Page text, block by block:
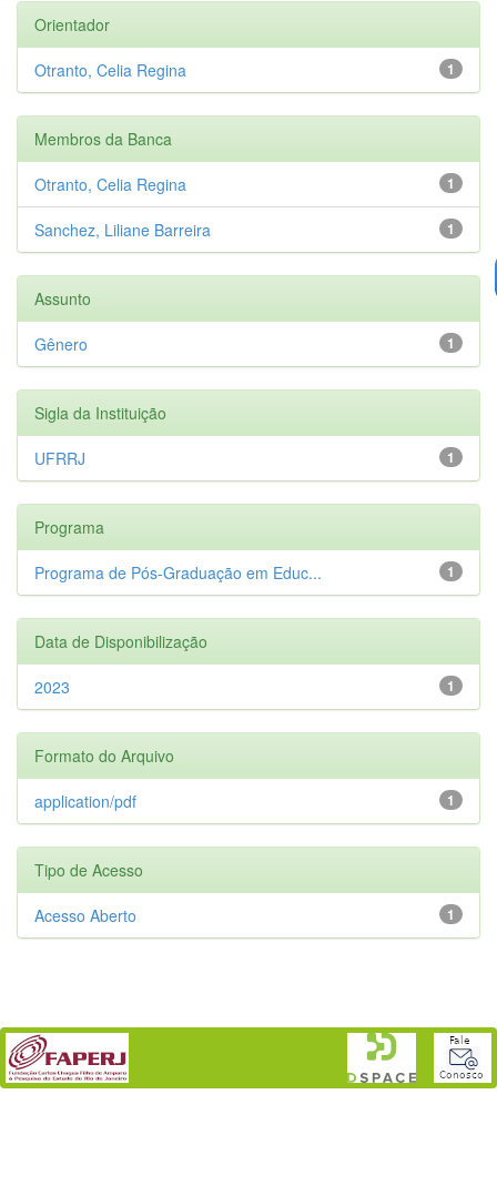
Orientador
1
Otranto, Celia Regina
Membros da Banca
1
Otranto, Celia Regina
1
Sanchez, Liliane Barreira
Assunto
1
Gênero
Sigla da Instituição
1
UFRRJ
Programa
1
Programa de Pós-Graduação em Educ...
Data de Disponibilização
1
2023
Formato do Arquivo
1
application/pdf
Tipo de Acesso
1
Acesso Aberto